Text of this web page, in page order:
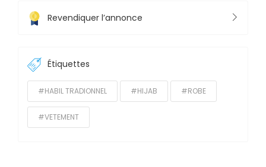
Revendiquer l’annonce
Étiquettes
#HABIL TRADIONNEL #HIJAB #ROBE
#VETEMENT